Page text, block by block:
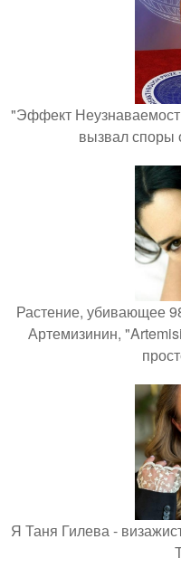
"Эффект
вызвал споры
Растение, убивающее
Артемизинин,
Я Таня Гилева -